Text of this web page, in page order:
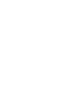
Duka
Duka